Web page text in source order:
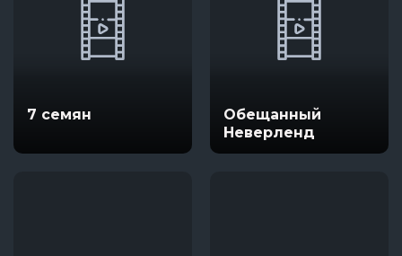
7 семян
Обещанный
Неверленд